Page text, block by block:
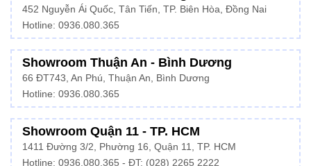
452 Nguyễn Ái Quốc, Tân Tiến, TP. Biên Hòa, Đồng Nai
Hotline: 0936.080.365
Showroom Thuận An - Bình Dương
66 ĐT743, An Phú, Thuận An, Bình Dương
Hotline: 0936.080.365
Showroom Quận 11 - TP. HCM
1411 Đường 3/2, Phường 16, Quận 11, TP. HCM
Hotline: 0936.080.365 - ĐT: (028) 2265 2222